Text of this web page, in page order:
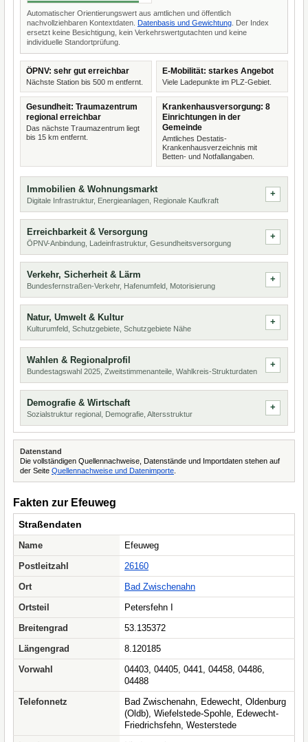
Automatischer Orientierungswert aus amtlichen und öffentlich
nachvollziehbaren Kontextdaten. Datenbasis und Gewichtung . Der Index
ersetzt keine Besichtigung, kein Verkehrswertgutachten und keine
individuelle Standortprüfung.
ÖPNV: sehr gut erreichbar
Nächste Station bis 500 m entfernt.
E-Mobilität: starkes Angebot
Viele Ladepunkte im PLZ-Gebiet.
Gesundheit: Traumazentrum
regional erreichbar
Das nächste Traumazentrum liegt
bis 15 km entfernt.
Krankenhausversorgung: 8
Einrichtungen in der
Gemeinde
Amtliches Destatis-
Krankenhausverzeichnis mit
Betten- und Notfallangaben.
Immobilien & Wohnungsmarkt
Digitale Infrastruktur, Energieanlagen, Regionale Kaufkraft
Erreichbarkeit & Versorgung
ÖPNV-Anbindung, Ladeinfrastruktur, Gesundheitsversorgung
Verkehr, Sicherheit & Lärm
Bundesfernstraßen-Verkehr, Hafenumfeld, Motorisierung
Natur, Umwelt & Kultur
Kulturumfeld, Schutzgebiete, Schutzgebiete Nähe
Wahlen & Regionalprofil
Bundestagswahl 2025, Zweitstimmenanteile, Wahlkreis-Strukturdaten
Demografie & Wirtschaft
Sozialstruktur regional, Demografie, Altersstruktur
Datenstand
Die vollständigen Quellennachweise, Datenstände und Importdaten stehen auf
der Seite Quellennachweise und Datenimporte
Fakten zur Efeuweg
Straßendaten
Name
Efeuweg
Postleitzahl
26160
Ort
Bad Zwischenahn
Ortsteil
Petersfehn I
Breitengrad
53.135372
Längengrad
8.120185
Vorwahl
04403, 04405, 0441, 04458, 04486,
04488
Telefonnetz
Bad Zwischenahn, Edewecht, Oldenburg
(Oldb), Wiefelstede-Spohle, Edewecht-
Friedrichsfehn, Westerstede